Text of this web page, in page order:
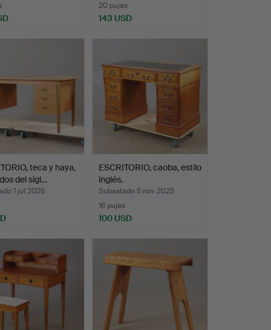
20 pujas
143 USD
teca y haya,
del sigl…
1 jul 2026
ESCRITORIO, caoba, estilo
inglés.
Subastado 5 nov 2025
16 pujas
100 USD